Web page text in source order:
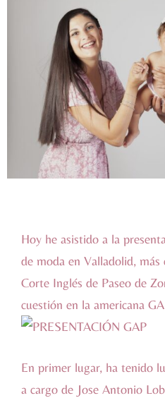
Hoy he asistido a la
de moda en Valladolid, más
Corte Inglés de Paseo de
cuestión en la americana
En primer lugar, ha tenido
a cargo de Jose Antonio